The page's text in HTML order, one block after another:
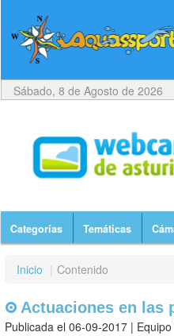
Sábado, 8 de Agosto de 2026
Categorías Temáticas
Inicio | Contenido
Actuaciones en las
Publicada el 06-09-2017 |